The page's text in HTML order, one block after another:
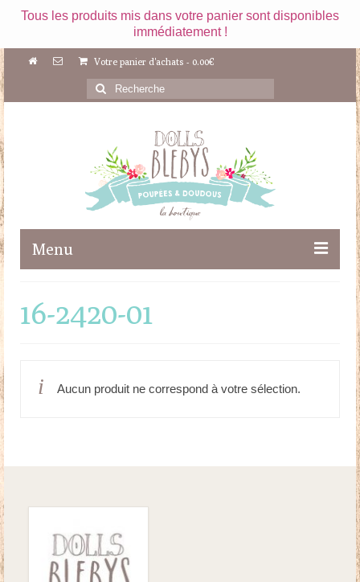
Tous les produits mis dans votre panier sont disponibles
immédiatement !
Votre panier d'achats - 0.00€
Rechercher
:
Menu
Maileg
Doudous
16-2420-01
Aucun produit ne correspond à votre sélection.